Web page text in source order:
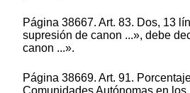
Página 38667. Art. 83. Dos, 13
supresión de canon ...», debe
canon ...».
Página 38669. Art. 91.